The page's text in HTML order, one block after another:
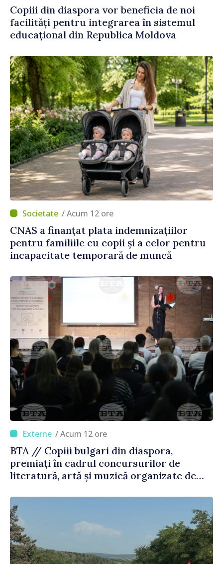
Copiii din diaspora vor beneficia de noi
facilități pentru integrarea în sistemul
educațional din Republica Moldova
/ Acum 12 ore
CNAS a finanțat plata indemnizațiilor
pentru familiile cu copii și a celor pentru
incapacitate temporară de muncă
/ Acum 12 ore
BTA // Copiii bulgari din diaspora,
premiați în cadrul concursurilor de
literatură, artă și muzică organizate de
Străinătate